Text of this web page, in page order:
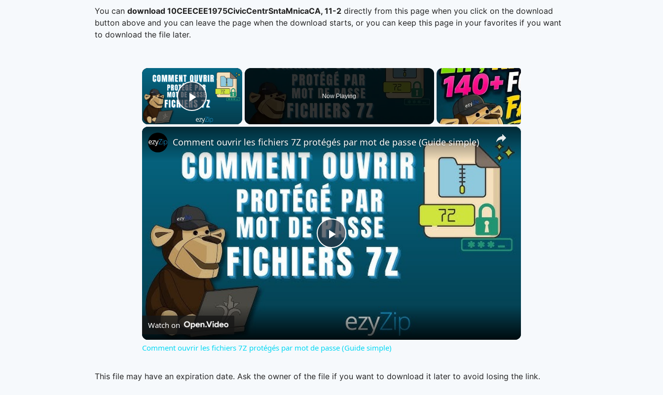
You can download 10CEECEE1975CivicCentrSntaMnicaCA, 11-2 directly from this page when you click on the download
button above and you can leave the page when the download starts, or you can keep this page in your favorites if you want
to download the file later.
×
Play Video
Now Playing
×
Play
Video
Comment ouvrir les fichiers 7Z protégés par mot de passe (Guide simple)
Watch on
Comment ouvrir les fichiers 7Z protégés par mot de passe (Guide simple)
This file may have an expiration date. Ask the owner of the file if you want to download it later to avoid losing the link.